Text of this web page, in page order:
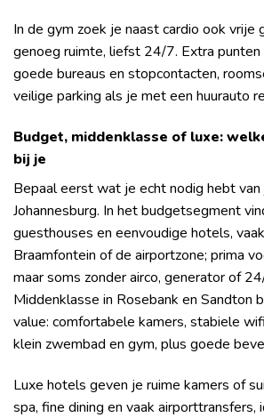
In de gym zoek je naast cardio ook vrije
genoeg ruimte, liefst 24/7. Extra
goede bureaus en stopcontacten,
veilige parking als je met een huurauto
Budget, middenklasse of luxe:
bij je
Bepaal eerst wat je echt nodig hebt
Johannesburg. In het budgetsegment
guesthouses en eenvoudige hotels,
Braamfontein of de airportzone; prima
maar soms zonder airco, generator of
Middenklasse in Rosebank en Sandton
value: comfortabele kamers, stabiele
klein zwembad en gym, plus goede
Luxe hotels geven je ruime kamers of
spa, fine dining en vaak airporttransfers,